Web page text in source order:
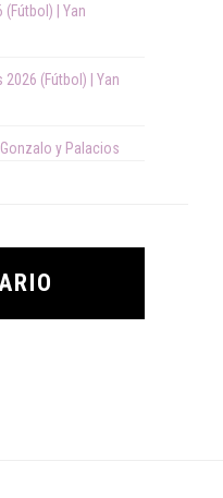
(Fútbol) | Yan
2026 (Fútbol) | Yan
y Palacios